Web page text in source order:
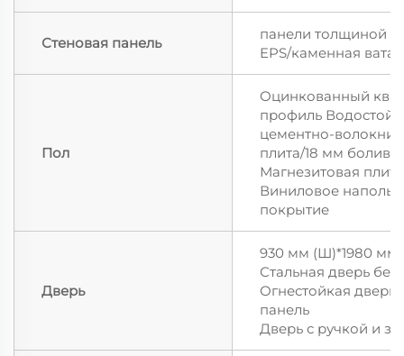
Стеновая панель
панели толщиной
EPS/каменная вата/
Пол
Оцинкованный
профиль
цементно-
плита/18 мм
Магнезитовая
Виниловое
покрытие
Дверь
930 мм (Ш)*1980 мм
Стальная дверь
Огнестойкая дверь
панель
Дверь с ручкой и